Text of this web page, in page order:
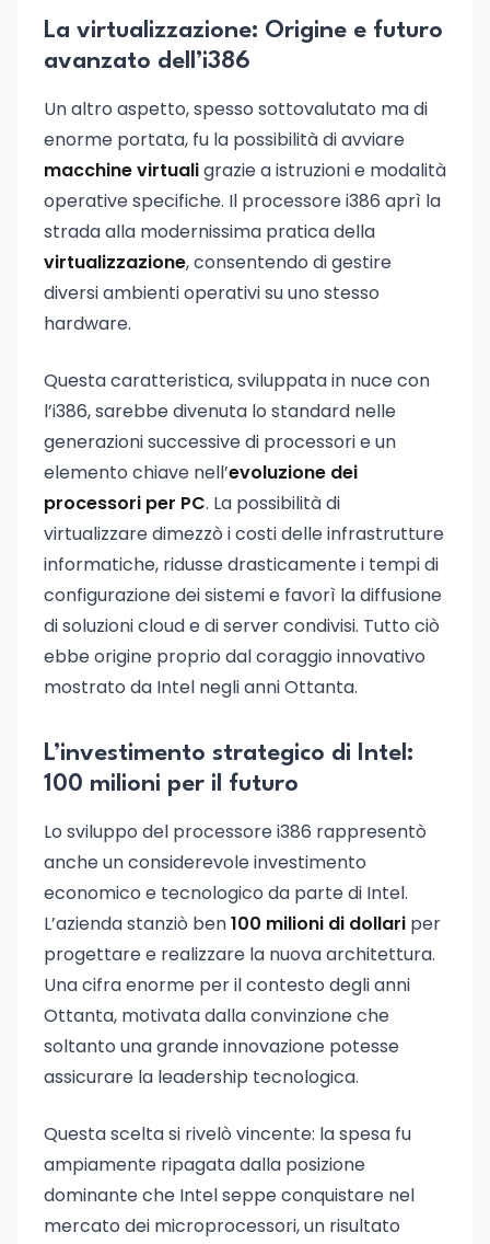
La virtualizzazione: Origine e futuro
avanzato dell’i386
Un altro aspetto, spesso sottovalutato ma di
enorme portata, fu la possibilità di avviare
macchine virtualigrazie a istruzioni e modalità
operative specifiche. Il processore i386 aprì la
strada alla modernissima pratica della
virtualizzazione, consentendo di gestire
diversi ambienti operativi su uno stesso
hardware.
Questa caratteristica, sviluppata in nuce con
l’i386, sarebbe divenuta lo standard nelle
generazioni successive di processori e un
elemento chiave nell’evoluzione dei
processori per PC. La possibilità di
virtualizzare dimezzò i costi delle infrastrutture
informatiche, ridusse drasticamente i tempi di
configurazione dei sistemi e favorì la diffusione
di soluzioni cloud e di server condivisi. Tutto ciò
ebbe origine proprio dal coraggio innovativo
mostrato da Intel negli anni Ottanta.
L’investimento strategico di Intel:
100 milioni per il futuro
Lo sviluppo del processore i386 rappresentò
anche un considerevole investimento
economico e tecnologico da parte di Intel.
L’azienda stanziò ben100 milioni di dollari per
progettare e realizzare la nuova architettura.
Una cifra enorme per il contesto degli anni
Ottanta, motivata dalla convinzione che
soltanto una grande innovazione potesse
assicurare la leadership tecnologica.
Questa scelta si rivelò vincente: la spesa fu
ampiamente ripagata dalla posizione
dominante che Intel seppe conquistare nel
mercato dei microprocessori, un risultato